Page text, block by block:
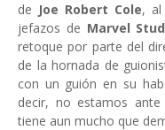
de Joe Robert Cole, al
jefazos de Marvel
retoque por parte del
de la hornada de
con un guión en su
decir, no estamos
tiene aun mucho que